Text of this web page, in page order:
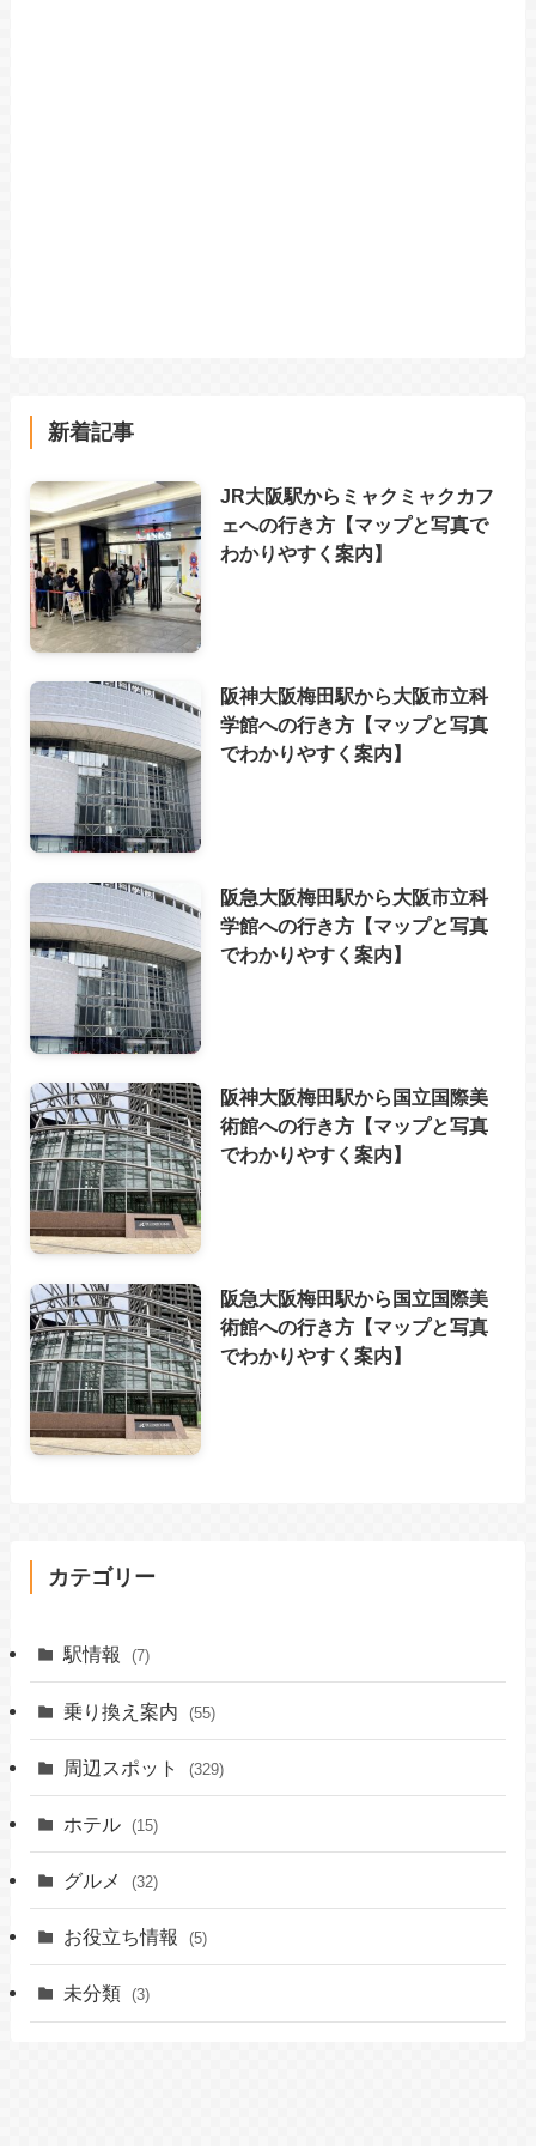
新着記事
JR大阪駅からミャクミャクカフ
ェへの行き方【マップと写真で
わかりやすく案内】
阪神大阪梅田駅から大阪市立科
学館への行き方【マップと写真
でわかりやすく案内】
阪急大阪梅田駅から大阪市立科
学館への行き方【マップと写真
でわかりやすく案内】
阪神大阪梅田駅から国立国際美
術館への行き方【マップと写真
でわかりやすく案内】
阪急大阪梅田駅から国立国際美
術館への行き方【マップと写真
でわかりやすく案内】
カテゴリー
駅情報 (7)
乗り換え案内 (55)
周辺スポット (329)
ホテル (15)
グルメ (32)
お役立ち情報 (5)
未分類 (3)